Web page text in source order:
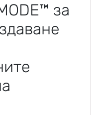
за